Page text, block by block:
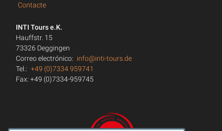
Contacte
INTI Tours e.K.
Hauffstr. 15
73326 Deggingen
Correo electrónico: info@inti-tours.de
Tel.: +49 (0)7334 959741
Fax: +49 (0)7334-959745